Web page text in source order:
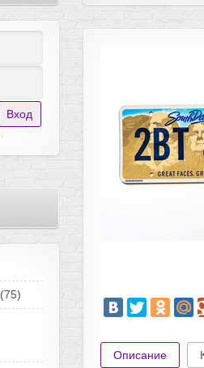
Описание
(75)